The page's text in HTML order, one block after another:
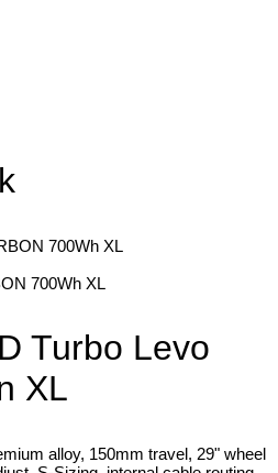
700Wh XL
Turbo Levo
XL
alloy, 150mm travel, 29" wheel